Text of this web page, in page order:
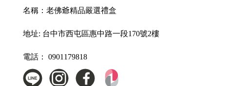
名稱： 老佛爺精品嚴選禮盒
地址: 台中市西屯區惠中路一段170號2樓
電話： 0901179818